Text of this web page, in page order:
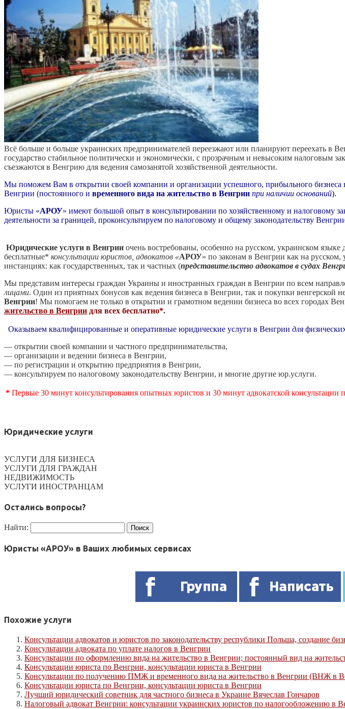
Всё больше и больше украинских предпринимателей переезжают или планируют переехать в
государство стабильное политически и экономически, с прозрачным и невысоким налоговым
съезжаются в Венгрию для ведения самозанятой хозяйственной деятельности.
Мы поможем Вам в открытии своей компании и организации успешного, прибыльного
Венгрии (постоянного и временного вида на жительство в Венгрии при наличии оснований).
Юристы «АРОУ» имеют большой опыт в консультировании по хозяйственному и налоговому
деятельности за границей, проконсультируем по налоговому и общему законодательству
Юридические услуги в Венгрии очень востребованы, особенно на русском, украинском
бесплатные* консультации юристов, адвокатов «АРОУ» по законам в Венгрии как на русском,
инстанциях: как государственных, так и частных (представительство адвокатов в судах
Мы представим интересы граждан Украины и иностранных граждан в Венгрии по всем
лицами. Один из приятных бонусов как ведения бизнеса в Венгрии, так и покупки венгерской
Венгрии! Мы помогаем не только в открытии и грамотном ведении бизнеса во всех городах
жительство в Венгрии для всех бесплатно*.
Оказываем квалифицированные и оперативные юридические услуги в Венгрии для
— открытии своей компании и частного предпринимательства,
— организации и ведении бизнеса в Венгрии,
— по регистрации и открытию предприятия в Венгрии,
— консультируем по налоговому законодательству Венгрии, и многие другие юр.услуги.
* Первые 30 минут консультирования опытных юристов и 30 минут адвокатской консультации
Юридические услуги
УСЛУГИ ДЛЯ БИЗНЕСА
УСЛУГИ ДЛЯ ГРАЖДАН
НЕДВИЖИМОСТЬ
УСЛУГИ ИНОСТРАНЦАМ
Остались вопросы?
Найти:
Юристы «АРОУ» в Ваших любимых сервисах
Похожие услуги
Консультации адвокатов и юристов по законодательству республики Польша, создание
Консультации адвоката по уплате налогов в Венгрии
Консультации по оформлению вида на жительство в Венгрии; постоянный вид на
Консультации юриста по Венгрии, консультации юриста в Венгрии
Консультации по получению ПМЖ и временного вида на жительство в Венгрии (ВНЖ в
Консультации юриста по Венгрии, консультации юриста в Венгрии
Лучший юридический советник для частного бизнеса в Украине Вячеслав Гончаров
Налоговый адвокат Венгрии: консультации украинских юристов по налогообложению в